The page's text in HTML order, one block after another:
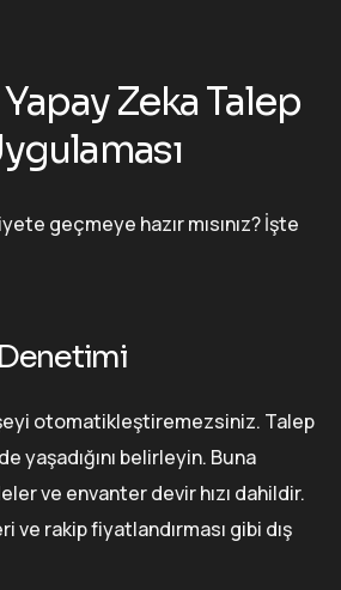
Zeka Talep
geçmeye hazır mısınız? İşte
Denetimi
otomatikleştiremezsiniz. Talep
yaşadığını belirleyin. Buna
ve envanter devir hızı dahildir.
ve rakip fiyatlandırması gibi dış